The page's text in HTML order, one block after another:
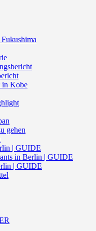
in Kobe
gehen
| GUIDE
in Berlin | GUIDE
| GUIDE